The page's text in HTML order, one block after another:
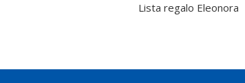
Lista regalo Eleonora